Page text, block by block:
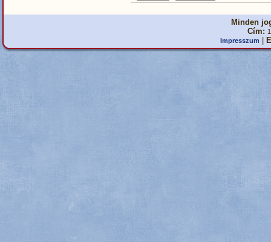
Minden
Cím:
Impresszum